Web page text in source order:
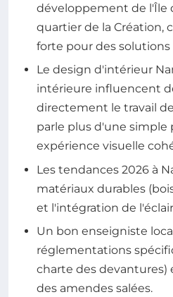
développement de l'Île
quartier de la Création,
forte pour des solutions
Le design d'intérieur
intérieure influencent
directement le travail
parle plus d'une simple
expérience visuelle
Les tendances 2026 à
matériaux durables
et l'intégration de
Un bon enseigniste
réglementations
charte des devantures)
des amendes salées.